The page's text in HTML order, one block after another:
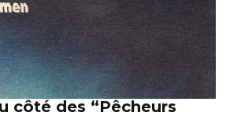
côté des “Pêcheurs